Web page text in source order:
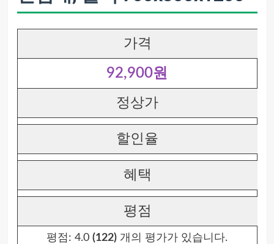
가격
92,900원
정상가
할인율
혜택
평점
평점: 4.0 (122) 개의 평가가 있습니다.